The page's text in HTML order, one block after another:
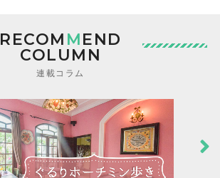
RECOM MEND
COLUMN
連載コラム